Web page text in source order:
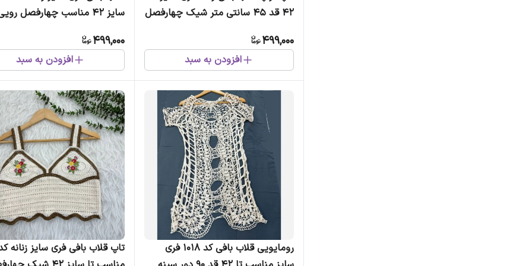
42 قد 45 سانتی متر شیک چهارفصل
499,000
افزودن به سبد
سایز 42 مناسب چهارفصل
499,000
افزودن به سبد
رومایویی قلاب بافی کد 1018 فری